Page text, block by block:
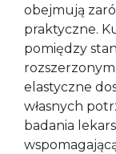
obejmują
praktyczne.
pomiędzy
elastyczne
własnych
badania